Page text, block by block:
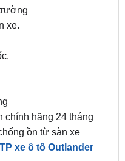
hãng 24 tháng
ồn từ sàn xe
xe ô tô Outlander